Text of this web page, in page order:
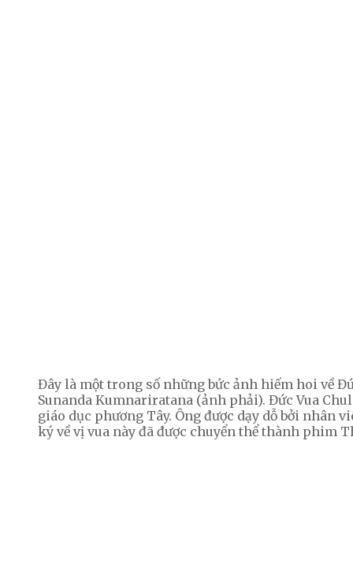
Đây là một trong số những bức ảnh hiếm hoi về
Sunanda Kumnariratana (ảnh phải). Đức Vua
giáo dục phương Tây. Ông được dạy dỗ bởi nhân
ký về vị vua này đã được chuyển thể thành phim